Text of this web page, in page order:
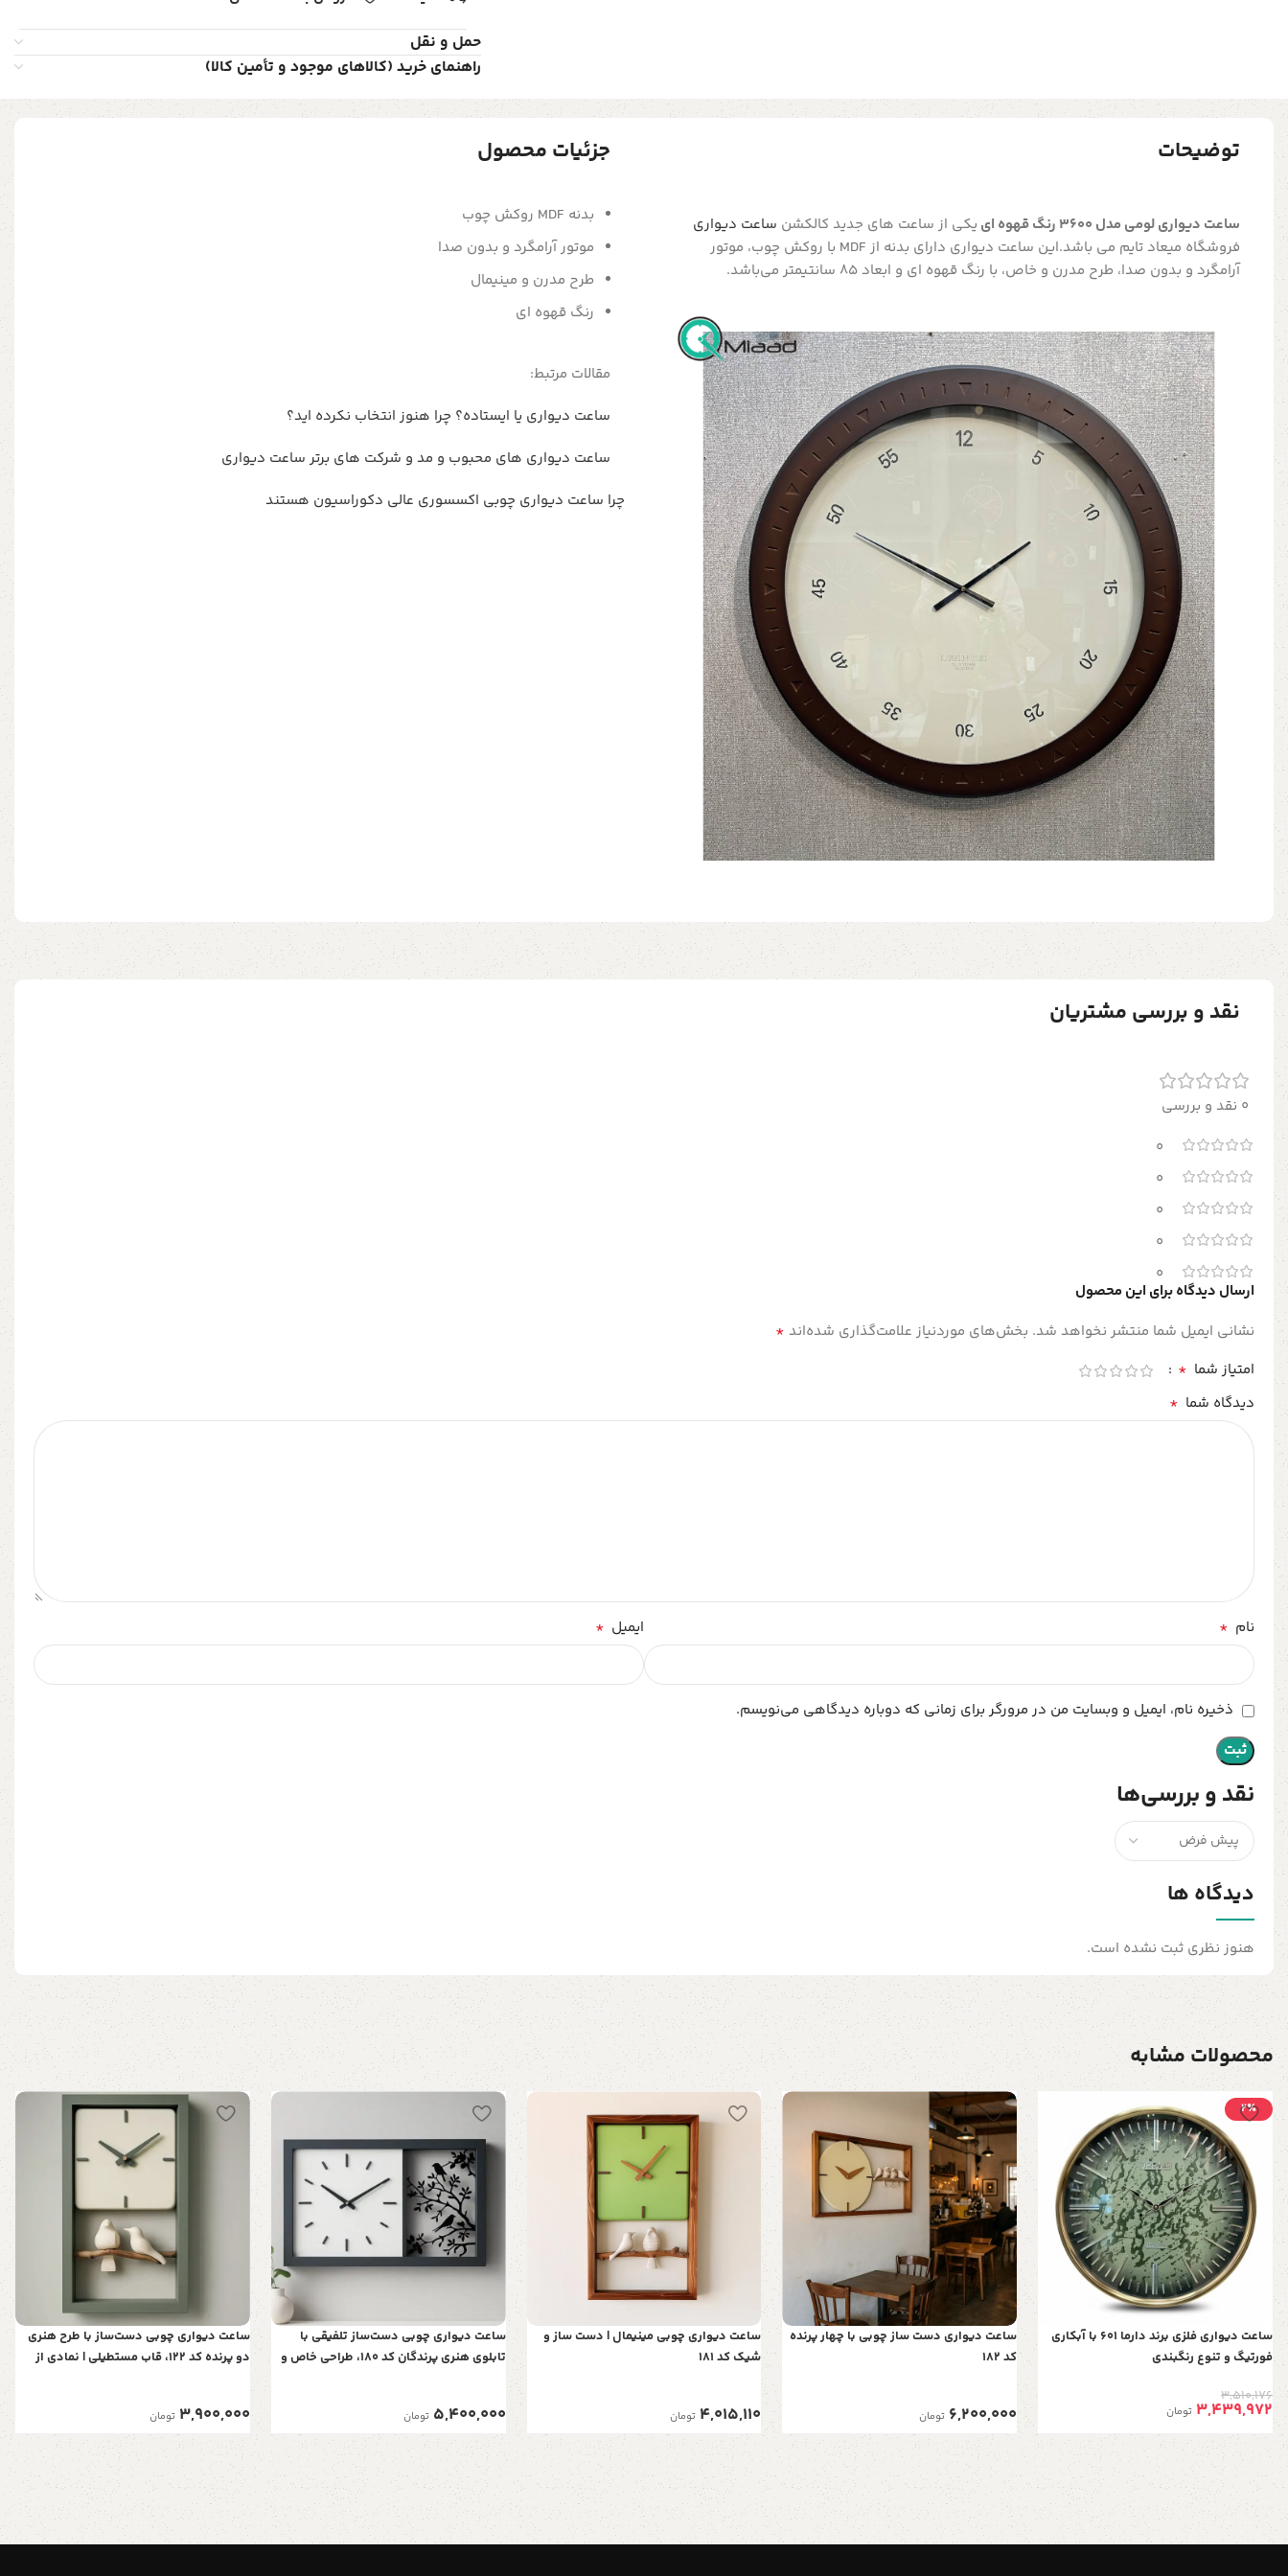
حمل و نقل
راهنمای خرید (کالاهای موجود و تأمین کالا)
توضیحات
ساعت دیواری لومی مدل 3600 رنگ قهوه ای یکی از ساعت های جدید کالکشن ساعت دیواری
فروشگاه میعاد تایم می باشد.این ساعت دیواری دارای بدنه از MDF با روکش چوب، موتور
آرامگرد و بدون صدا، طرح مدرن و خاص، با رنگ قهوه ای و ابعاد 85 سانتیمتر می‌باشد.
جزئیات محصول
بدنه MDF روکش چوب
موتور آرامگرد و بدون صدا
طرح مدرن و مینیمال
رنگ قهوه ای
مقالات مرتبط:
ساعت دیواری یا ایستاده؟ چرا هنوز انتخاب نکرده اید؟
ساعت دیواری های محبوب و مد و شرکت های برتر ساعت دیواری
چرا ساعت دیواری چوبی اکسسوری عالی دکوراسیون هستند
نقد و بررسی مشتریان
0 نقد و بررسی
0
0
0
0
0
نقد و بررسی‌ها
دیدگاه ها
هنوز نظری ثبت نشده است.
ارسال دیدگاه برای این محصول
نشانی ایمیل شما منتشر نخواهد شد. بخش‌های موردنیاز علامت‌گذاری شده‌اند *
امتیاز شما *
دیدگاه شما *
نام * ایمیل *
ذخیره نام، ایمیل و وبسایت من در مرورگر برای زمانی که دوباره دیدگاهی می‌نویسم.
محصولات مشابه
2٪
ساعت دیواری فلزی برند دارما 601 با آبکاری
فورتیگ و تنوع رنگبندی
3,510,176
3,439,972 تومان
ساعت دیواری دست ساز چوبی با چهار پرنده
کد 182
6,200,000 تومان
ساعت دیواری چوبی مینیمال | دست ساز و
شیک کد 181
4,015,110 تومان
ساعت دیواری چوبی دست‌ساز تلفیقی با
تابلوی هنری پرندگان کد 180، طراحی خاص و
5,400,000 تومان
ساعت دیواری چوبی دست‌ساز با طرح هنری
دو پرنده کد 122، قاب مستطیلی | نمادی از
3,900,000 تومان